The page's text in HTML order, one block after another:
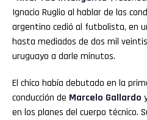
Ignacio Ruglio al hablar de las
argentino cedió al futbolista, en
hasta mediados de dos mil
uruguayo a darle minutos.
El chico había debutado en la
conducción de Marcelo Gallardo
en los planes del cuerpo técnico.